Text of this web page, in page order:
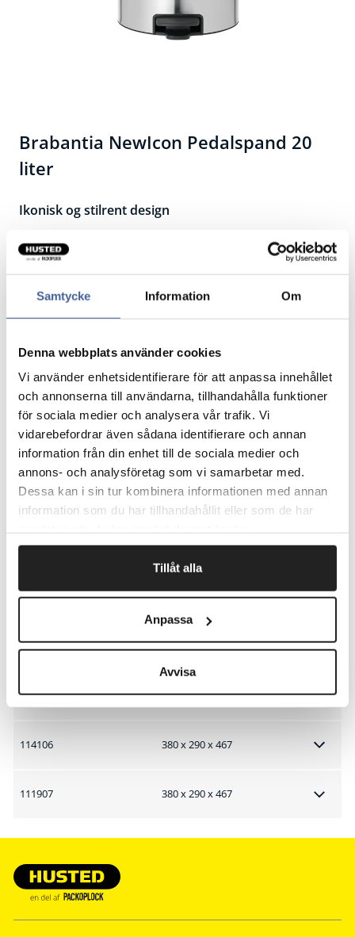
Samtycke Information Om
Denna webbplats använder cookies
Vi använder enhetsidentifierare för att anpassa innehållet
och annonserna till användarna, tillhandahålla funktioner
för sociala medier och analysera vår trafik. Vi
vidarebefordrar även sådana identifierare och annan
information från din enhet till de sociala medier och
annons- och analysföretag som vi samarbetar med.
Dessa kan i sin tur kombinera informationen med annan
information som du har tillhandahållit eller som de har
Tillåt alla
Anpassa
Avvisa
Brabantia NewIcon Pedalspand 20
liter
Ikonisk og stilrent design
Perfekt til dit køkken, toilet eller andet rum, hvor tidløst
design kan bruges.
Åbnes nemt med et let tryk på pedalen - med soft close.
Med skridsikker bund, som sikre den står stabilt på alle
typer gulv.
Nem at rengøre takket være den udtagelige plast
Tætsluttende låg som nedsætter lugtgener.
Miljøvenlig - Cradle to Cradle Certified. Fremstillet af
42% genbrugsmateriale.
Kvalitets affaldsspand med 10 års garanti og service.
Leveres med PerfectFit affaldsposer, som passer
perfekt.
Fragtfrit når du handler for 1.900,-
inden kl 10
111846 380 x 290 x 467
114045 380 x 290 x 467
114106 380 x 290 x 467
111907 380 x 290 x 467